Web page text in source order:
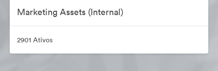
Marketing Assets (Internal)
2901 Ativos